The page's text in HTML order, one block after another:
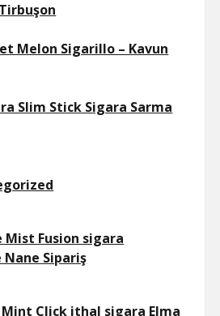
Melon Sigarillo – Kavun
Slim Stick Sigara Sarma
Mist Fusion sigara
Sipariş
Mint Click ithal sigara Elma